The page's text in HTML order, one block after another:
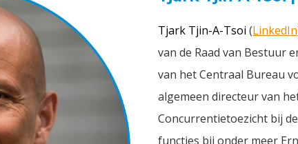
Tjark Tjin-A-Tsoi (LinkedIn
van de Raad van Bestuur
van het Centraal Bureau
algemeen directeur van
Concurrentietoezicht bij
functies bij onder meer